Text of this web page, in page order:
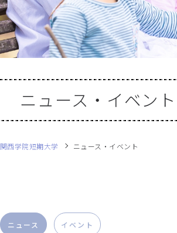
ニュース・イベント
関西学院短期大学 ニュース・イベント
ニュース イベント